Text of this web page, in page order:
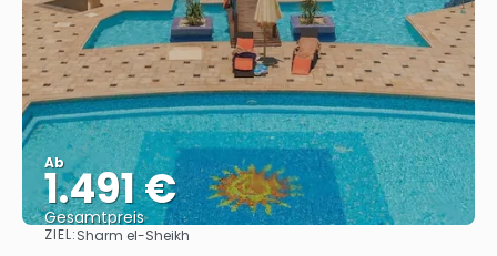
Ab
1.491 €
Gesamtpreis
ZIEL:Sharm el-Sheikh